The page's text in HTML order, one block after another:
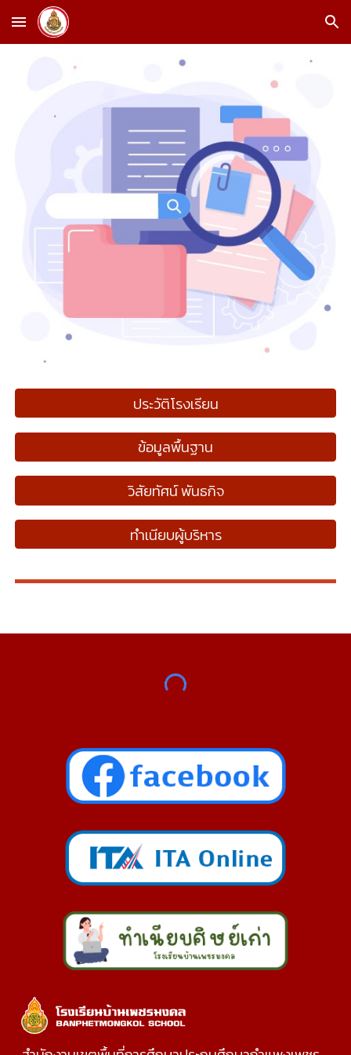
Skip to main content Skip to navigation
ประวัติโรงเรียน
ข้อมูลพื้นฐาน
วิสัยทัศน์ พันธกิจ
ทำเนียบผู้บริหาร